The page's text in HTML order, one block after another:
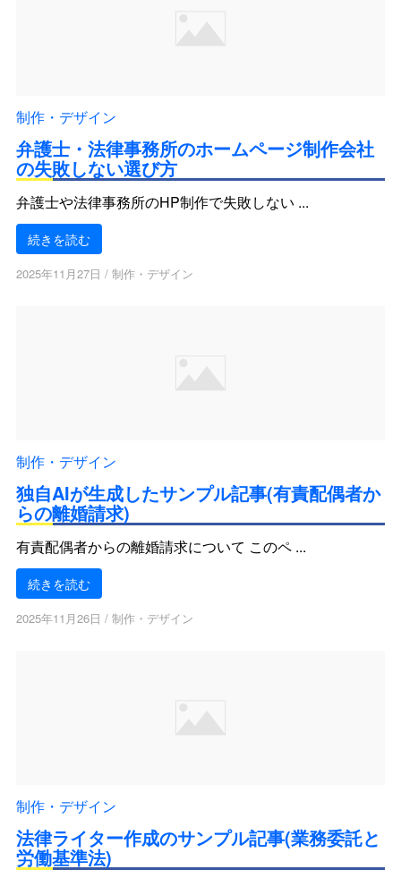
制作・デザイン
弁護士・法律事務所のホームページ制作会社
の失敗しない選び方
弁護士や法律事務所のHP制作で失敗しない ...
続きを読む
2025年11月27日 / 制作・デザイン
制作・デザイン
独自AIが生成したサンプル記事(有責配偶者か
らの離婚請求)
有責配偶者からの離婚請求について このペ ...
続きを読む
2025年11月26日 / 制作・デザイン
制作・デザイン
法律ライター作成のサンプル記事(業務委託と
労働基準法)